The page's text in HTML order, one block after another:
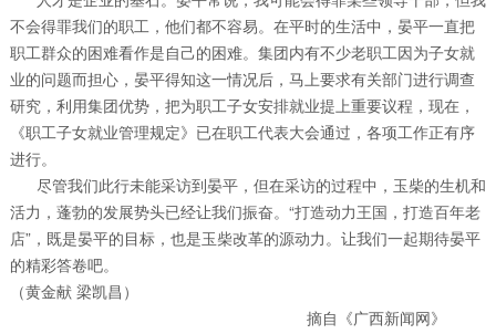
不会得罪我们的职工，他们都不容易。在平时的生活中，晏平一直把
职工群众的困难看作是自己的困难。集团内有不少老职工因为子女就
业的问题而担心，晏平得知这一情况后，马上要求有关部门进行调查
研究，利用集团优势，把为职工子女安排就业提上重要议程，现在，
《职工子女就业管理规定》已在职工代表大会通过，各项工作正有序
进行。
尽管我们此行未能采访到晏平，但在采访的过程中，玉柴的生机和
活力，蓬勃的发展势头已经让我们振奋。“打造动力王国，打造百年老
店”，既是晏平的目标，也是玉柴改革的源动力。让我们一起期待晏平
的精彩答卷吧。
（黄金献 梁凯昌）
摘自《广西新闻网 》